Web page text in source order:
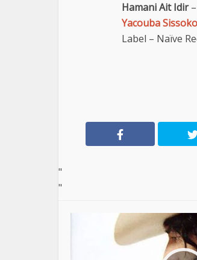
Hamani Ait Idir–
Yacouba Sissoko
Label – Naïve
"
"